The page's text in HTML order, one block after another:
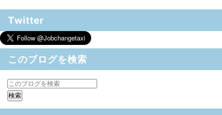
Twitter
このブログを検索